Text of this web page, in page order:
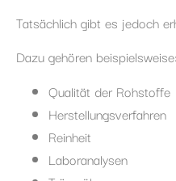
Tatsächlich gibt es jedoch
Dazu gehören beispielsweise:
Qualität der Rohstoffe
Herstellungsverfahren
Reinheit
Laboranalysen